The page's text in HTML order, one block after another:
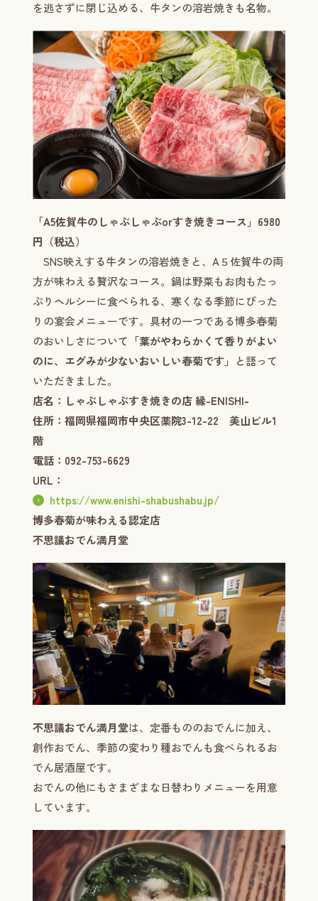
を逃さずに閉じ込める、牛タンの溶岩焼きも名物。
「A5佐賀牛のしゃぶしゃぶorすき焼きコース」6980
円（税込）
SNS映えする牛タンの溶岩焼きと、A５佐賀牛の両
方が味わえる贅沢なコース。鍋は野菜もお肉もたっ
ぷりヘルシーに食べられる、寒くなる季節にぴった
りの宴会メニューです。具材の一つである博多春菊
のおいしさについて 「葉がやわらかくて香りがよい
のに、エグみが少ないおいしい春菊です」
と語って
いただきました。
店名：しゃぶしゃぶすき焼きの店 縁-ENISHI-
住所：福岡県福岡市中央区薬院3-12-22 美山ビル1
階
電話：092-753-6629
URL：
https://www.enishi-shabushabu.jp/
博多春菊が味わえる認定店
不思議おでん満月堂
不思議おでん満月堂は、定番もののおでんに加え、
創作おでん、季節の変わり種おでんも食べられるお
でん居酒屋です。
おでんの他にもさまざまな日替わりメニューを用意
しています。